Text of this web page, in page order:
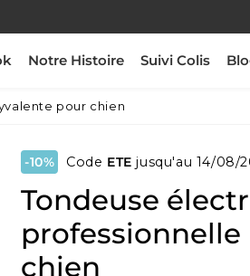
Notre Histoire Suivi Colis
pour chien
-10% Code ETE jusqu'au 14/08/
Tondeuse
chien